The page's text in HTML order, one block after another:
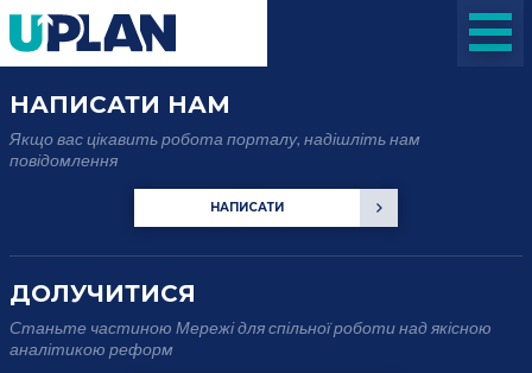
НАПИСАТИ НАМ
Якщо вас цікавить робота порталу, надішліть нам
повідомлення
НАПИСАТИ
ДОЛУЧИТИСЯ
Станьте частиною Мережі для спільної роботи над якісною
аналітикою реформ